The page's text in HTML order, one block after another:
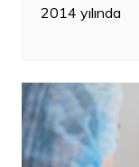
2014 yılında